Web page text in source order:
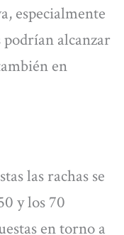
especialmente
podrían alcanzar
en
las rachas se
y los 70
en torno a